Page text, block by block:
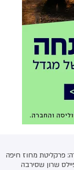
פרקליטת מחוז חיפה
שרון שסירבה